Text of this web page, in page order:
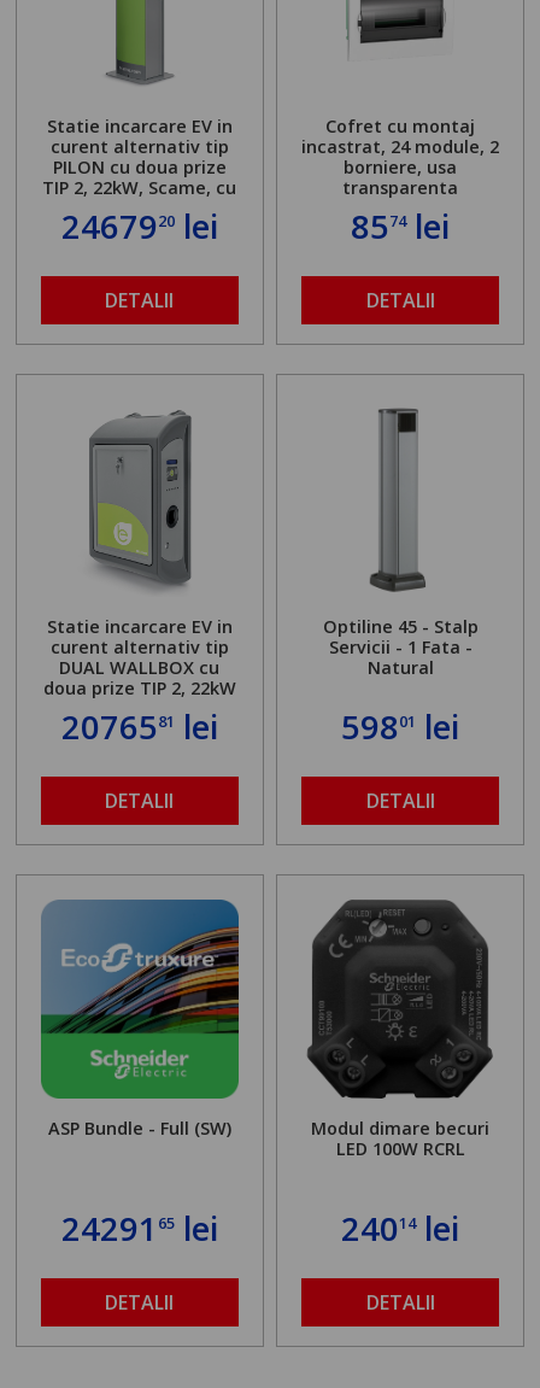
Statie incarcare EV in
curent alternativ tip
PILON cu doua prize
TIP 2, 22kW, Scame, cu
2467920lei
DETALII
Cofret cu montaj
incastrat, 24 module, 2
borniere, usa
transparenta
8574lei
DETALII
Statie incarcare EV in
curent alternativ tip
DUAL WALLBOX cu
doua prize TIP 2, 22kW
2076581 lei
DETALII
Optiline 45 - Stalp
Servicii - 1 Fata -
Natural
59801 lei
DETALII
ASP Bundle - Full (SW)
24291 65lei
DETALII
Modul dimare becuri
LED 100W RCRL
24014lei
DETALII